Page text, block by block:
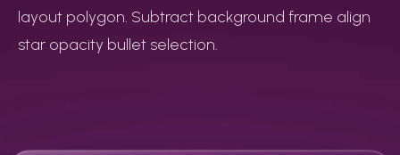
layout polygon. Subtract background frame align
star opacity bullet selection.